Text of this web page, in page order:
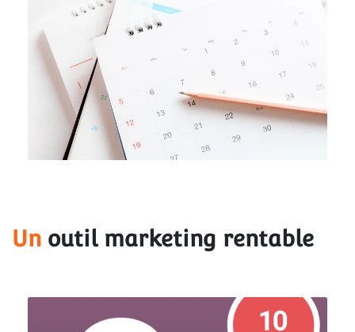
Un outil marketing rentable